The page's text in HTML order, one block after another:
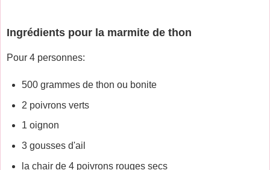
Ingrédients pour la marmite de thon
Pour 4 personnes:
500 grammes de thon ou bonite
2 poivrons verts
1 oignon
3 gousses d'ail
la chair de 4 poivrons rouges secs